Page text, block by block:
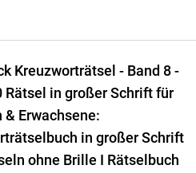
Kreuzworträtsel - Band 8 -
Rätsel in großer Schrift für
& Erwachsene:
in großer Schrift
ohne Brille I Rätselbuch